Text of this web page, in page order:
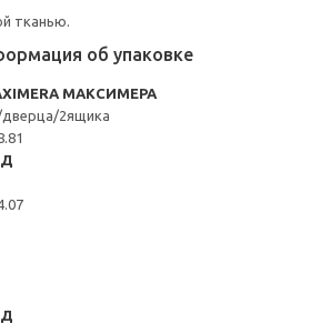
тканью.
об упаковке
МАКСИМЕРА
2ящика